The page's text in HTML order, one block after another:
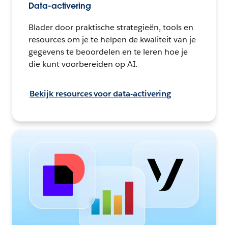
Data-activering
Blader door praktische strategieën, tools en
resources om je te helpen de kwaliteit van je
gegevens te beoordelen en te leren hoe je
die kunt voorbereiden op AI.
Bekijk resources voor data-activering